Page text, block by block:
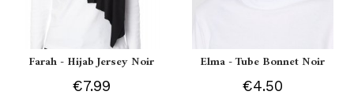
Farah - Hijab Jersey Noir
€7.99
Elma - Tube Bonnet Noir
€4.50